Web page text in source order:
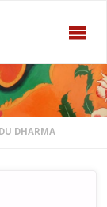
DHARMA